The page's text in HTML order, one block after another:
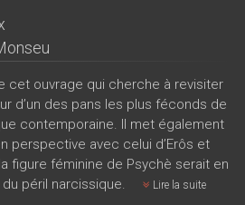
cet ouvrage qui cherche à revisiter
d’un des pans les plus féconds de
contemporaine. Il met également
perspective avec celui d’Erôs et
figure féminine de Psychè serait en
péril narcissique.
Lire la suite